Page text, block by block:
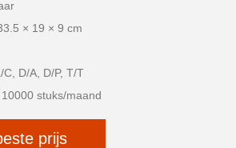
× 19 × 9 cm
D/A, D/P, T/T
stuks/maand
prijs